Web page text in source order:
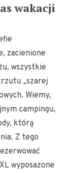
wakacji
zacienione
wszystkie
„szarej
Wiemy,
campingu,
którą
Z tego
wyposażone